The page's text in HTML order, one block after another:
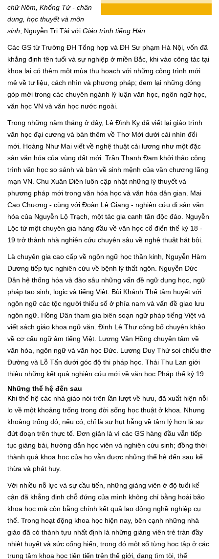
chữ Nôm, Khổng Tử - chân
dung, học thuyết và môn
sinh; Nguyễn Tri Tài với Giáo trình tiếng Hán...
Các GS từ Trường ĐH Tổng hợp và ĐH Sư phạm Hà Nội, vốn đã
khẳng định tên tuổi và sự nghiệp ở miền Bắc, khi vào công tác tại
khoa lại có thêm một mùa thu hoạch với những công trình mới
mẻ về tư liệu, cách nhìn và phương pháp; đem lại những đóng
góp mới trong các chuyên ngành lý luận văn học, ngôn ngữ học,
văn học VN và văn học nước ngoài.
Trong những năm tháng ở đây, Lê Đình Kỵ đã viết lại giáo trình
văn học đại cương và bàn thêm về Thơ Mới dưới cái nhìn đổi
mới. Hoàng Như Mai viết về nghệ thuật cải lương như một đặc
sản văn hóa của vùng đất mới. Trần Thanh Đạm khởi thảo công
trình văn học so sánh và bàn về sinh mệnh của văn chương lãng
mạn VN. Chu Xuân Diên luôn cập nhật những lý thuyết và
phương pháp mới trong văn hóa học và văn hóa dân gian. Mai
Cao Chương - cùng với Đoàn Lê Giang - nghiên cứu di sản văn
hóa của Nguyễn Lộ Trạch, một tác gia canh tân độc đáo. Nguyễn
Lộc từ một chuyên gia hàng đầu về văn học cổ điển thế kỷ 18 -
19 trở thành nhà nghiên cứu chuyên sâu về nghệ thuật hát bội.
Là chuyên gia cao cấp về ngôn ngữ học thần kinh, Nguyễn Hàm
Dương tiếp tục nghiên cứu về bệnh lý thất ngôn. Nguyễn Đức
Dân hệ thống hóa và đào sâu những vấn đề ngữ dụng học, ngữ
pháp tạo sinh, logic và tiếng Việt. Bùi Khánh Thế tâm huyết với
ngôn ngữ các tộc người thiểu số ở phía nam và vấn đề giao lưu
ngôn ngữ. Hồng Dân tham gia biên soạn ngữ pháp tiếng Việt và
viết sách giáo khoa ngữ văn. Đinh Lê Thư công bố chuyên khảo
về cơ cấu ngữ âm tiếng Việt. Lương Văn Hồng chuyên tâm về
văn hóa, ngôn ngữ và văn học Đức. Lương Duy Thứ soi chiếu thơ
Đường và Lỗ Tấn dưới góc độ thi pháp học. Thái Thu Lan giới
thiệu những kết quả nghiên cứu mới về văn học Pháp thế kỷ 19...
Những thế hệ đến sau
Khi thế hệ các nhà giáo nói trên lần lượt về hưu, đã xuất hiện nỗi
lo về một khoảng trống trong đời sống học thuật ở khoa. Nhưng
khoảng trống đó, nếu có, chỉ là sự hụt hẫng về tâm lý hơn là sự
đứt đoạn trên thực tế. Đơn giản là vì các GS hàng đầu vẫn tiếp
tục giảng bài, hướng dẫn học viên và nghiên cứu sinh; đồng thời
thành quả khoa học của họ vẫn được những thế hệ đến sau kế
thừa và phát huy.
Với nhiều nỗ lực và sự cầu tiến, những giảng viên ở độ tuổi kế
cận đã khẳng định chỗ đứng của mình không chỉ bằng hoài bão
khoa học mà còn bằng chính kết quả lao động nghề nghiệp cụ
thể. Trong hoạt động khoa học hiện nay, bên cạnh những nhà
giáo đã có thành tựu nhất định là những giảng viên trẻ tràn đầy
nhiệt huyết và sức cống hiến, trong đó một số từng học tập ở các
trung tâm khoa học tiên tiến trên thế giới, đang tìm tòi, thể